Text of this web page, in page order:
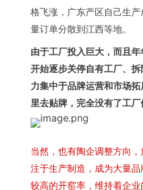
格飞涨，广东产区自己生
量订单分散到江西等地。
由于工厂投入巨大，而且
开始逐步关停自有工厂、
力集中于品牌运营和市场
里去贴牌，完全没有了工厂
当然，也有陶企调整方向
注于生产制造，成为大量
较高的开窑率，维持着企业